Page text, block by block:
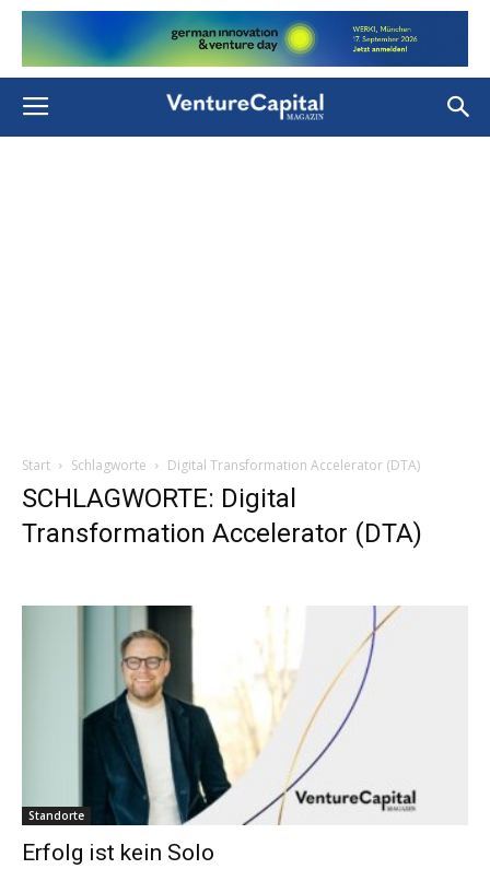
Start Schlagworte Digital Transformation ­Accelerator (DTA)
SCHLAGWORTE: Digital
Transformation ­Accelerator (DTA)
Standorte
Erfolg ist kein Solo